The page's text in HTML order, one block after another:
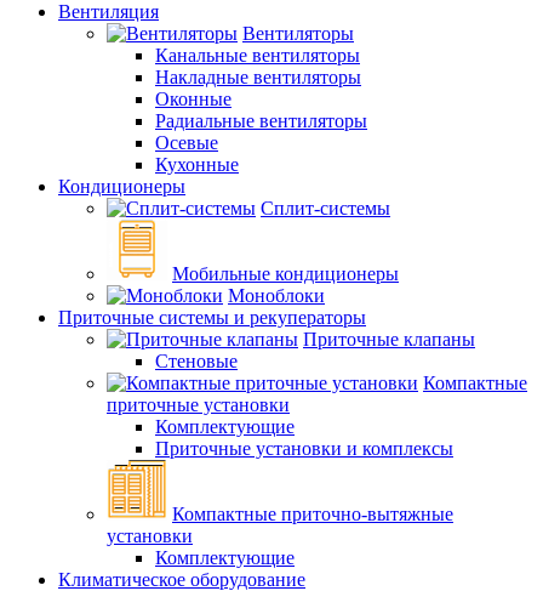
Вентиляция
Вентиляторы
Канальные вентиляторы
Накладные вентиляторы
Оконные
Радиальные вентиляторы
Осевые
Кухонные
Кондиционеры
Сплит-системы
Мобильные кондиционеры
Моноблоки
Приточные системы и рекуператоры
Приточные клапаны
Стеновые
Компактные
приточные установки
Комплектующие
Приточные установки и комплексы
Компактные приточно-вытяжные
установки
Комплектующие
Климатическое оборудование